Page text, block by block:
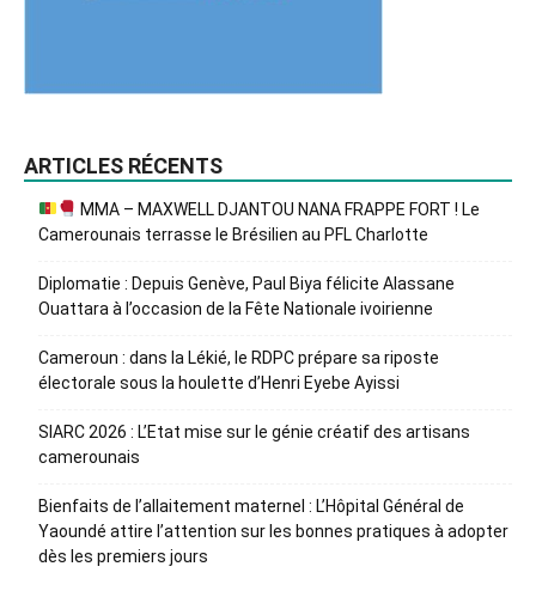
ARTICLES RÉCENTS
MMA – MAXWELL DJANTOU NANA FRAPPE FORT ! Le
Camerounais terrasse le Brésilien au PFL Charlotte
Diplomatie : Depuis Genève, Paul Biya félicite Alassane
Ouattara à l’occasion de la Fête Nationale ivoirienne
Cameroun : dans la Lékié, le RDPC prépare sa riposte
électorale sous la houlette d’Henri Eyebe Ayissi
SIARC 2026 : L’Etat mise sur le génie créatif des artisans
camerounais
Bienfaits de l’allaitement maternel : L’Hôpital Général de
Yaoundé attire l’attention sur les bonnes pratiques à adopter
dès les premiers jours